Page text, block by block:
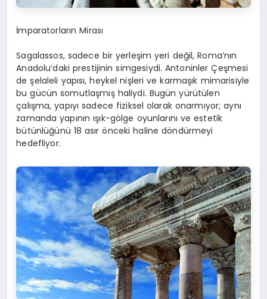
İmparatorların Mirası
Sagalassos, sadece bir yerleşim yeri değil, Roma’nın
Anadolu’daki prestijinin simgesiydi.Antoninler Çeşmesi
de şelaleli yapısı, heykel nişleri ve karmaşık mimarisiyle
bu gücün somutlaşmış haliydi. Bugün yürütülen
çalışma, yapıyı sadece fiziksel olarak onarmıyor; aynı
zamanda yapının ışık-gölge oyunlarını ve estetik
bütünlüğünü 18 asır önceki haline döndürmeyi
hedefliyor.